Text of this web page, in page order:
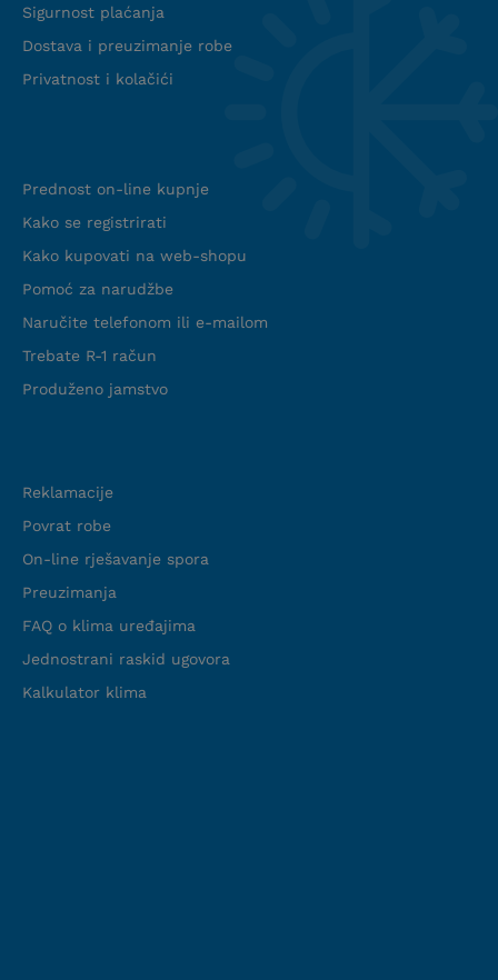
Sigurnost plaćanja
Dostava i preuzimanje robe
Privatnost i kolačići
Prednost on-line kupnje
Kako se registrirati
Kako kupovati na web-shopu
Pomoć za narudžbe
Naručite telefonom ili e-mailom
Trebate R-1 račun
Produženo jamstvo
Reklamacije
Povrat robe
On-line rješavanje spora
Preuzimanja
FAQ o klima uređajima
Jednostrani raskid ugovora
Kalkulator klima